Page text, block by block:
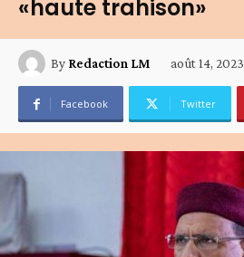
«haute trahison»
By Redaction LM août 14, 2023
Facebook Twitter